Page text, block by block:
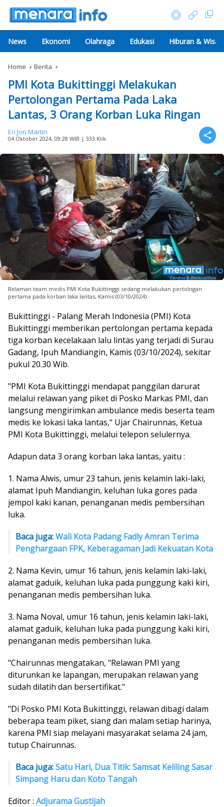
News Ekonomi Olahraga Edukasi Hiburan &
Home Berita
PMI Kota Bukittinggi Melakukan
Pertolongan Pertama Pada Laka
Lantas, 3 Orang Korban Luka Ringan
Eri Jon Martin
04 Oktober 2024, 09:28 WIB | 333 Klik
Relaman team medis PMI Kota Bukittinggi sedang melakukan pertolngan
pertama pada korban laka lantas, Kamis (03/10/2024)
Bukittinggi - Palang Merah Indonesia (PMI) Kota
Bukittinggi memberikan pertolongan pertama kepada
tiga korban kecelakaan lalu lintas yang terjadi di Surau
Gadang, Ipuh Mandiangin, Kamis (03/10/2024), sekitar
pukul 20.30 Wib.
"PMI Kota Bukittinggi mendapat panggilan darurat
melalui relawan yang piket di Posko Markas PMI, dan
langsung mengirimkan ambulance medis beserta team
medis ke lokasi laka lantas," Ujar Chairunnas, Ketua
PMI Kota Bukittinggi, melalui telepon selulernya.
Adapun data 3 orang korban laka lantas, yaitu :
1. Nama Alwis, umur 23 tahun, jenis kelamin laki-laki,
alamat Ipuh Mandiangin, keluhan luka gores pada
jempol kaki kanan, penanganan medis pembersihan
luka.
Baca juga:Wali Kota Padang Fadly Amran Terima
Penghargaan FPK, Keberagaman Jadi Kekuatan Kota
2. Nama Kevin, umur 16 tahun, jenis kelamin laki-laki,
alamat gaduik, keluhan luka pada punggung kaki kiri,
penanganan medis pembersihan luka.
3. Nama Noval, umur 16 tahun, jenis kelamin laki-laki,
alamat gaduik, keluhan luka pada punggung kaki kiri,
penanganan medis pembersihan luka.
"Chairunnas mengatakan, "Relawan PMI yang
diturunkan ke lapangan, merupakan relawan yang
sudah dilatih dan bersertifikat."
"Di Posko PMI Kota Bukittinggi, relawan dibagi dalam
beberapa team piket, siang dan malam setiap harinya,
karena PMI siap melayani masyarakat selama 24 jam,
tutup Chairunnas.
Baca juga:Satu Hari, Dua Titik: Samsat Keliling Sasar
Simpang Haru dan Koto Tangah
Editor : Adjurama Gustijah